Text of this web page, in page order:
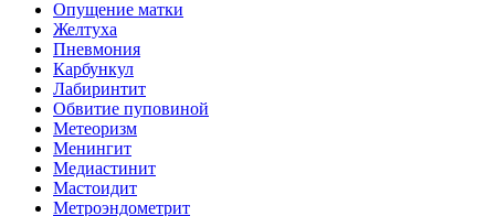
Опущение матки
Желтуха
Пневмония
Карбункул
Лабиринтит
Обвитие пуповиной
Метеоризм
Менингит
Медиастинит
Мастоидит
Метроэндометрит